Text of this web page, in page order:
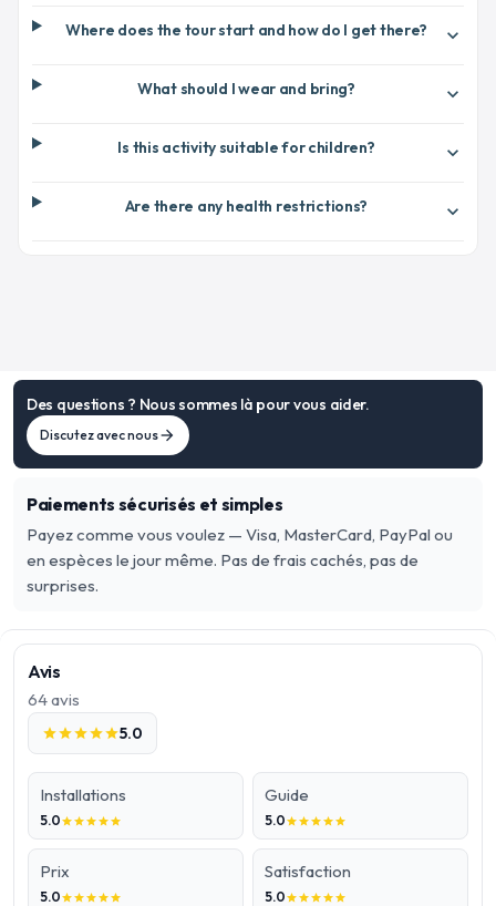
Where does the tour start and how do I get there? expand_more
What should I wear and bring? expand_more
Is this activity suitable for children? expand_more
Are there any health restrictions? expand_more
Des questions ? Nous sommes là pour vous aider.
Discutez avec nousarrow_forward
Paiements sécurisés et simples
Payez comme vous voulez — Visa, MasterCard, PayPal ou
en espèces le jour même. Pas de frais cachés, pas de
surprises.
Avis
64avis
starstarstarstarstar5.0
Installations
5.0starstarstarstarstar
Guide
5.0starstarstarstarstar
Prix
5.0starstarstarstarstar
Satisfaction
5.0starstarstarstarstar